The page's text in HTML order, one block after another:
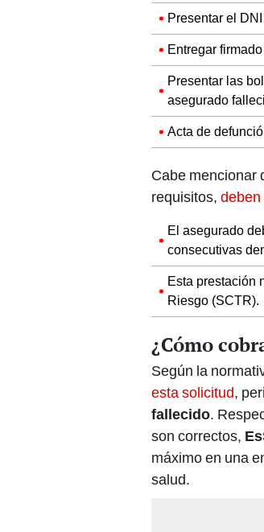
Presentar el
Entregar
Presentar las
asegurado
Acta de
Cabe mencionar
requisitos, deben
El asegurado
consecutivas
Esta prestación
Riesgo (SCTR).
¿Cómo
Según la
esta solicitud,
fallecido.
son correctos,
máximo en una
salud.